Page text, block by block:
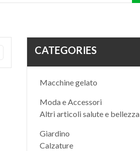
CATEGORIES
Macchine gelato
Moda e Accessori
Altri articoli salute e bellezza
Giardino
Calzature